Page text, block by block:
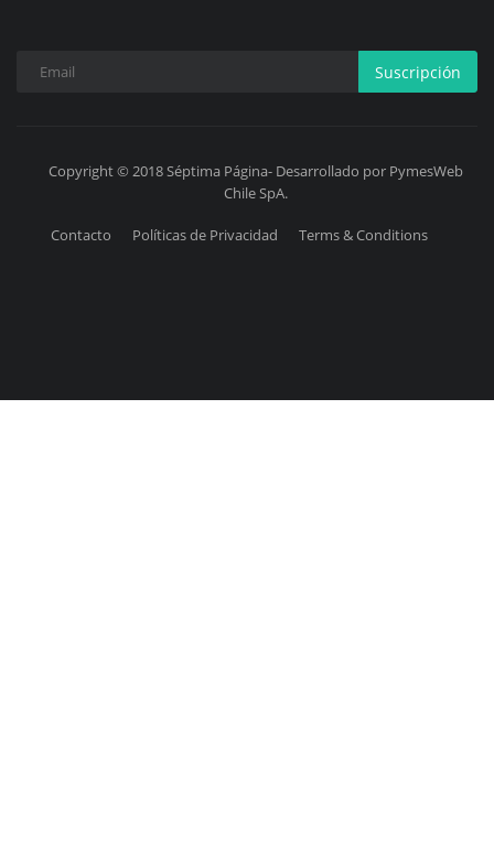
Suscripción
Copyright © 2018 Séptima Página- Desarrollado por PymesWeb
Chile SpA.
Contacto Políticas de Privacidad Terms & Conditions